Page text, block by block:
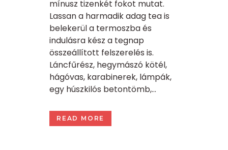
mínusz tizenkét fokot mutat.
Lassan a harmadik adag tea is
belekerül a termoszba és
indulásra kész a tegnap
összeállított felszerelés is.
Láncfűrész, hegymászó kötél,
hágóvas, karabinerek, lámpák,
egy húszkilós betontömb,...
READ MORE